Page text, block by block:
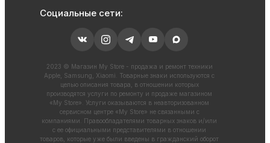
Социальные сети:
2023 © Магазин My Store - продажа и ремонт техники
Apple, Samsung, Xiaomi. Товарные знаки используются с
целью описания товара, в отношении которых
производятся услуги по ремонту и продаже магазином
«My Store». Услуги оказываются в неавторизованном
сервисном центре «My Store» не связанными с
компаниями. Правообладателями товарных знаков и/или
с ее официальными представителями в отношении
товаров, которые уже были введены в гражданский оборот